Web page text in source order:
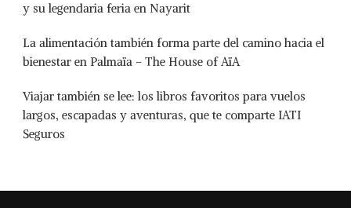
y su legendaria feria en Nayarit
La alimentación también forma parte del camino hacia el
bienestar en Palmaïa – The House of AïA
Viajar también se lee: los libros favoritos para vuelos
largos, escapadas y aventuras, que te comparte IATI
Seguros